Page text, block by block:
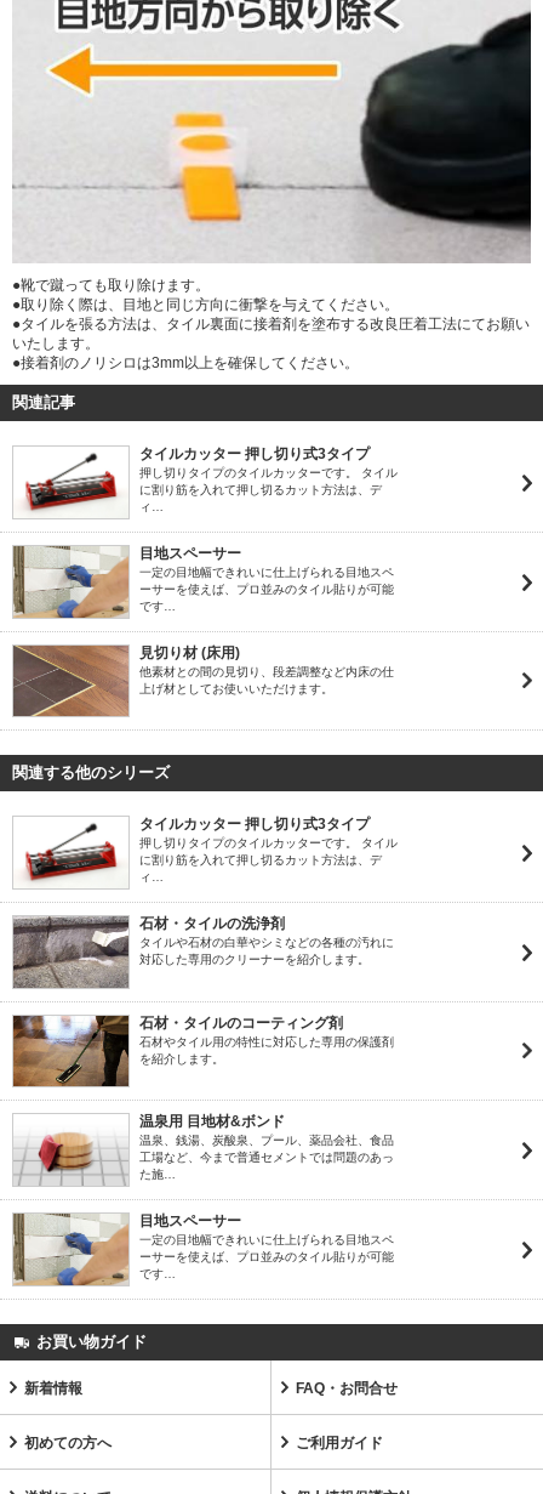
●靴で蹴っても取り除けます。
●取り除く際は、目地と同じ方向に衝撃を与えてください。
●タイルを張る方法は、タイル裏面に接着剤を塗布する改良圧着工法にてお願い
いたします。
●接着剤のノリシロは3mm以上を確保してください。
関連記事
タイルカッター 押し切り式3タイプ
押し切りタイプのタイルカッターです。 タイル
に割り筋を入れて押し切るカット方法は、デ
ィ…
目地スペーサー
一定の目地幅できれいに仕上げられる目地スペ
ーサーを使えば、プロ並みのタイル貼りが可能
です…
見切り材 (床用)
他素材との間の見切り、段差調整など内床の仕
上げ材としてお使いいただけます。
関連する他のシリーズ
タイルカッター 押し切り式3タイプ
押し切りタイプのタイルカッターです。 タイル
に割り筋を入れて押し切るカット方法は、デ
ィ…
石材・タイルの洗浄剤
タイルや石材の白華やシミなどの各種の汚れに
対応した専用のクリーナーを紹介します。
石材・タイルのコーティング剤
石材やタイル用の特性に対応した専用の保護剤
を紹介します。
温泉用 目地材&ボンド
温泉、銭湯、炭酸泉、プール、薬品会社、食品
工場など、今まで普通セメントでは問題のあっ
た施…
目地スペーサー
一定の目地幅できれいに仕上げられる目地スペ
ーサーを使えば、プロ並みのタイル貼りが可能
です…
お買い物ガイド
新着情報 FAQ・お問合せ
初めての方へ ご利用ガイド